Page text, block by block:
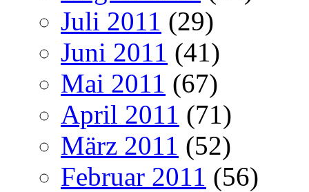
Juli 2011 (29)
Juni 2011 (41)
Mai 2011 (67)
April 2011 (71)
März 2011 (52)
Februar 2011 (56)